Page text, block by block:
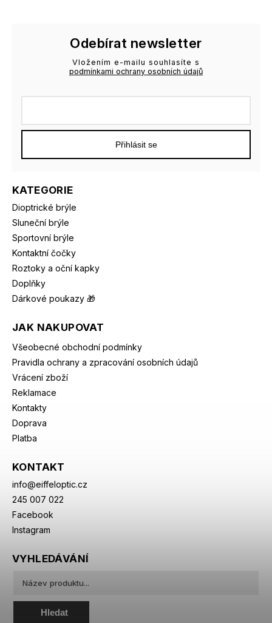
KATEGORIE
Dioptrické brýle
Sluneční brýle
Sportovní brýle
Kontaktní čočky
Roztoky a oční kapky
Doplňky
Dárkové poukazy 🎁
JAK NAKUPOVAT
Všeobecné obchodní podmínky
Pravidla ochrany a zpracování osobních údajů
Vrácení zboží
Reklamace
Kontakty
Doprava
Platba
KONTAKT
info@eiffeloptic.cz
245 007 022
Facebook
Instagram
Odebírat newsletter
Vložením e-mailu souhlasíte s
podmínkami ochrany osobních údajů
Přihlásit se
VYHLEDÁVÁNÍ
Hledat